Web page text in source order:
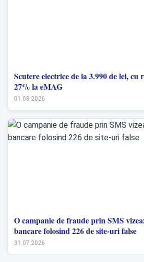
Scutere electrice de la 3.990 de lei, cu
27% la eMAG
01.08.2026
O campanie de fraude prin SMS
bancare folosind 226 de site-uri false
31.07.2026